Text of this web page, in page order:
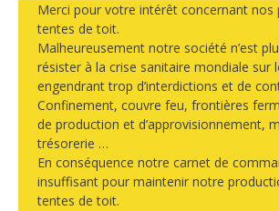
Merci pour votre intérêt concernant nos
tentes de toit.
Malheureusement notre société n’est
résister à la crise sanitaire mondiale sur
engendrant trop d’interdictions et de
Confinement, couvre feu, frontières
de production et d’approvisionnement,
trésorerie …
En conséquence notre carnet de
insuffisant pour maintenir notre
tentes de toit.